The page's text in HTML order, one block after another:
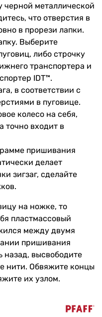
металлической
что отверстия в
в прорези лапки.
Выберите
либо строчку
транспортера и
IDT™.
в соответствии с
в пуговице.
колесо на себя,
точно входит в
пришивания
делает
зигзаг, сделайте
на ножке, то
пластмассовый
между двумя
пришивания
назад, высвободите
нити. Обвяжите концы
их узлом.